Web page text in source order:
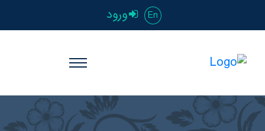
En ورود